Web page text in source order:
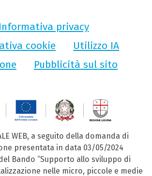
Informativa privacy
cookie
Utilizzo IA
Pubblicità sul sito
WEB, a seguito della domanda di
presentata in data 03/05/2024
Bando “Supporto allo sviluppo di
nelle micro, piccole e medie